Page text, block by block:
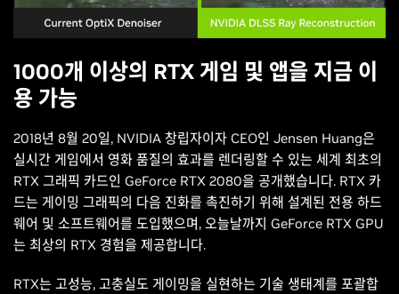
1000개 이상의 RTX 게임 및 앱을 지금 이
용 가능
2018년 8월 20일, NVIDIA 창립자이자 CEO인 Jensen Huang은
실시간 게임에서 영화 품질의 효과를 렌더링할 수 있는 세계 최초의
RTX 그래픽 카드인 GeForce RTX 2080을 공개했습니다. RTX 카
드는 게이밍 그래픽의 다음 진화를 촉진하기 위해 설계된 전용 하드
웨어 및 소프트웨어를 도입했으며, 오늘날까지 GeForce RTX GPU
는 최상의 RTX 경험을 제공합니다.
RTX는 고성능, 고충실도 게이밍을 실현하는 기술 생태계를 포괄합